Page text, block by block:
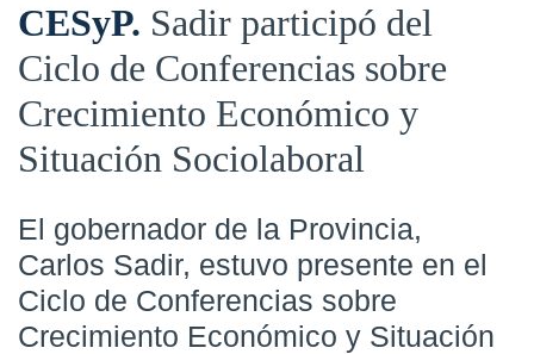
CESyP Sadir participó del
Ciclo de Conferencias sobre
Crecimiento Económico y
Situación Sociolaboral
El gobernador de la Provincia,
Carlos Sadir, estuvo presente en el
Ciclo de Conferencias sobre
Crecimiento Económico y Situación